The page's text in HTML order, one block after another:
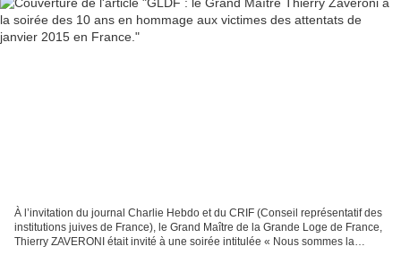
À l’invitation du journal Charlie Hebdo et du CRIF (Conseil représentatif des
institutions juives de France), le Grand Maître de la Grande Loge de France,
Thierry ZAVERONI était invité à une soirée intitulée « Nous sommes la